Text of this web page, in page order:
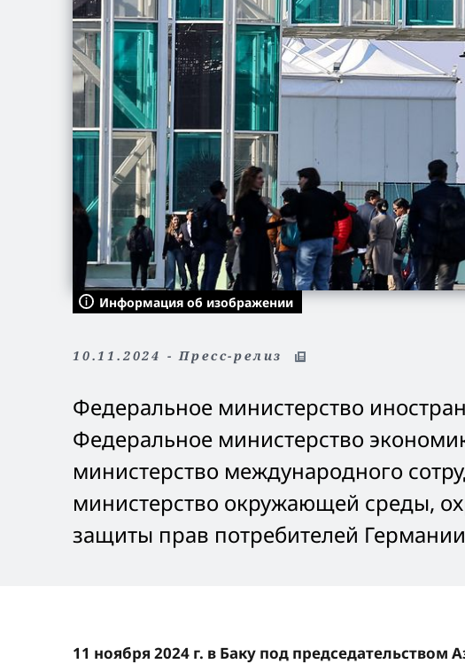
Информация об изображении
10.11.2024 - Пресс-релиз
Федеральное министерство
Федеральное министерство
министерство международного
министерство окружающей среды,
защиты прав потребителей
11 ноября 2024 г. в Баку под